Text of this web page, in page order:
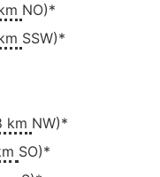
NO)*
SSW)*
km NW)*
SO)*